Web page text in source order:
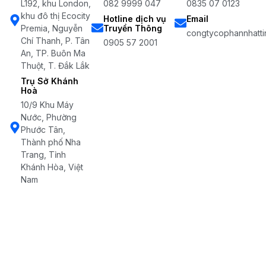
L192, khu London,
khu đô thị Ecocity
Premia, Nguyễn
Chí Thanh, P. Tân
An, TP. Buôn Ma
Thuột, T. Đắk Lắk
Trụ Sở Khánh
Hoà
10/9 Khu Máy
Nước, Phường
Phước Tân,
Thành phố Nha
Trang, Tỉnh
Khánh Hòa, Việt
Nam
082 9999 047
Hotline dịch vụ
Truyền Thông
0905 57 2001
0835 07 0123
Email